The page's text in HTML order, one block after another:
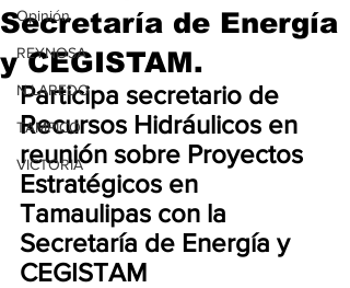
Opinión
REYNOSA
N.LAREDO
TAMPICO
VICTORIA
Secretaría de Energía
y CEGISTAM.
Participa secretario de
Recursos Hidráulicos en
reunión sobre Proyectos
Estratégicos en
Tamaulipas con la
Secretaría de Energía y
CEGISTAM